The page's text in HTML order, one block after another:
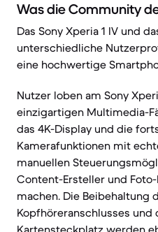
Was die Community
Das Sony Xperia 1 IV und
unterschiedliche
eine hochwertige
Nutzer loben am Sony
einzigartigen Multimedia-
das 4K-Display und die
Kamerafunktionen mit
manuellen
Content-Ersteller und
machen. Die Beibehaltung
Kopfhöreranschlusses und
Kartensteckplatz werden